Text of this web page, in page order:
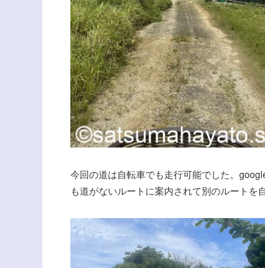
今回の道は自転車でも走行可能でした。
も道がないルートに案内されて別のルートを